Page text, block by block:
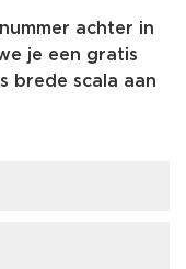
achter in
je een gratis
brede scala aan